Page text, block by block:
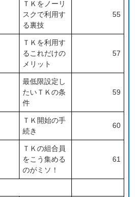
ＴＫをノーリ
スクで利用す
る裏技
55
ＴＫを利用す
るこれだけの
メリット
57
最低限設定し
たいＴＫの条
件
59
ＴＫ開始の手
続き
60
ＴＫの組合員
をこう集める
のがミソ！
61